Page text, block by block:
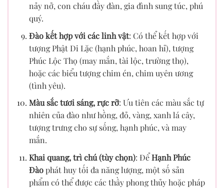
nảy nở, con cháu đầy đàn, gia đình sung túc, phú
quý.
Đào kết hợp với các linh vật: Có thể kết hợp với
tượng Phật Di Lặc (hạnh phúc, hoan hỉ), tượng
Phúc Lộc Thọ (may mắn, tài lộc, trường thọ),
hoặc các biểu tượng chim én, chim uyên ương
(tình yêu).
Màu sắc tươi sáng, rực rỡ: Ưu tiên các màu sắc tự
nhiên của đào như hồng, đỏ, vàng, xanh lá cây,
tượng trưng cho sự sống, hạnh phúc, và may
mắn.
Khai quang, trì chú (tùy chọn): ĐểHạnh Phúc
Đàophát huy tối đa năng lượng, một số sản
phẩm có thể được các thầy phong thủy hoặc pháp